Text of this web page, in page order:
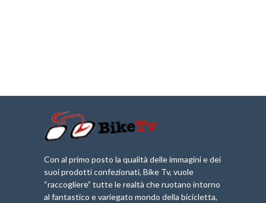
Con al primo posto la qualità delle immagini e dei
suoi prodotti confezionati, Bike Tv, vuole
“raccogliere” tutte le realtà che ruotano intorno
al fantastico e variegato mondo della bicicletta,